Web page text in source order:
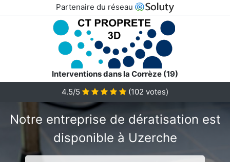
Partenaire du réseau
Interventions dans la Corrèze (19)
4.5/5
(102 votes)
Notre entreprise de dératisation est
disponible à Uzerche